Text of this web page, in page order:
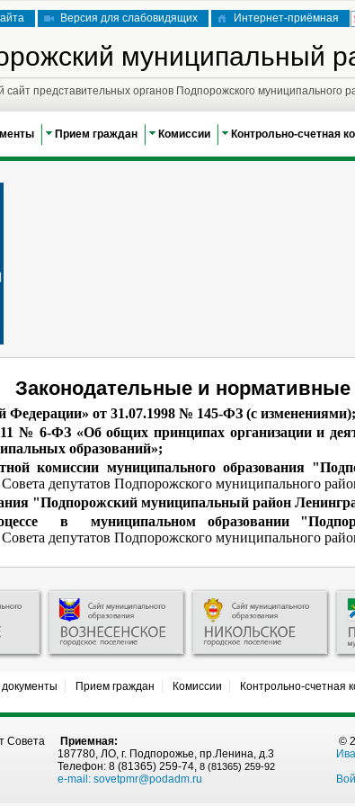
Версия для слабовидящих Интернет-приёмная
муниципальный
представительных органов Подпорожского муниципального
Прием граждан Комиссии Контрольно-счетная
Законодательные и
Федерации» от 31.07.1998 № 145-ФЗ (с изменениями);
№ 6-ФЗ «Об общих принципах организации и
образований»;
комиссии муниципального образования
депутатов Подпорожского муниципального
"Подпорожский муниципальный район
в муниципальном образовании
депутатов Подпорожского муниципального
Прием граждан Комиссии Контрольно-счетная
Совета
Приемная:
187780, ЛО, г. Подпорожье, пр.Ленина, д.3
Телефон: 8 (81365) 259-74, 8 (81365) 259-92
e-mail: sovetpmr@podadm.ru
©